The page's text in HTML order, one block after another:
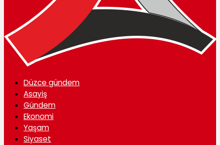
Düzce gündem
Asayiş
Gündem
Ekonomi
Yaşam
Siyaset